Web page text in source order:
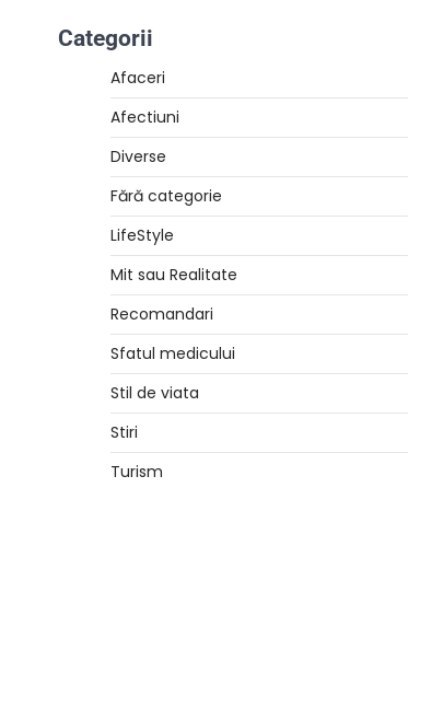
Categorii
Afaceri
Afectiuni
Diverse
Fără categorie
LifeStyle
Mit sau Realitate
Recomandari
Sfatul medicului
Stil de viata
Stiri
Turism